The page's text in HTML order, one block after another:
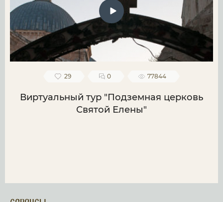
29 0 77844
Виртуальный тур "Подземная церковь
Святой Елены"